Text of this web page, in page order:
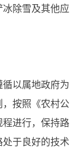
冰除雪及其他应
以属地政府为
，按照《农村公
程进行，保持路
于良好的技术